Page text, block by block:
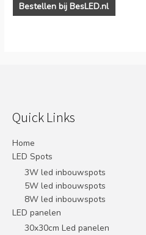
Bestellen bij BesLED.nl
Quick Links
Home
LED Spots
3W led inbouwspots
5W led inbouwspots
8W led inbouwspots
LED panelen
30x30cm Led panelen